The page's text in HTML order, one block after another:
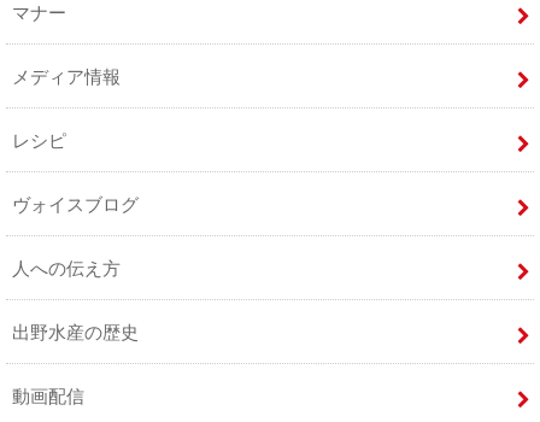
マナー
メディア情報
レシピ
ヴォイスブログ
人への伝え方
出野水産の歴史
動画配信